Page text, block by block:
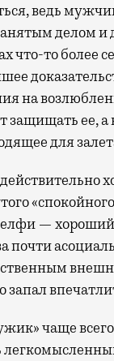
ведь
делом и
что-то более
на
защищать ее, а
для
—
почти
запал
чаще